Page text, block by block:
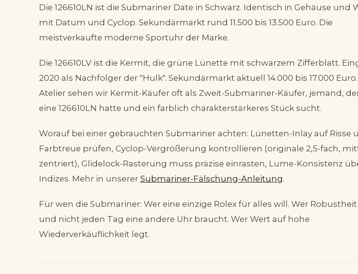
Die 126610LN ist die Submariner Date in Schwarz. Identisch in Gehäuse und
mit Datum und Cyclop. Sekundärmarkt rund 11.500 bis 13.500 Euro. Die
meistverkaufte moderne Sportuhr der Marke.
Die 126610LV ist die Kermit, die grüne Lünette mit schwarzem Zifferblatt.
2020 als Nachfolger der "Hulk". Sekundärmarkt aktuell 14.000 bis 17.000
Atelier sehen wir Kermit-Käufer oft als Zweit-Submariner-Käufer, jemand,
eine 126610LN hatte und ein farblich charakterstärkeres Stück sucht.
Worauf bei einer gebrauchten Submariner achten: Lünetten-Inlay auf Risse
Farbtreue prüfen, Cyclop-Vergrößerung kontrollieren (originale 2,5-fach,
zentriert), Glidelock-Rasterung muss präzise einrasten, Lume-Konsistenz
Indizes. Mehr in unserer Submariner-Fälschung-Anleitung.
Für wen die Submariner: Wer eine einzige Rolex für alles will. Wer
und nicht jeden Tag eine andere Uhr braucht. Wer Wert auf hohe
Wiederverkäuflichkeit legt.